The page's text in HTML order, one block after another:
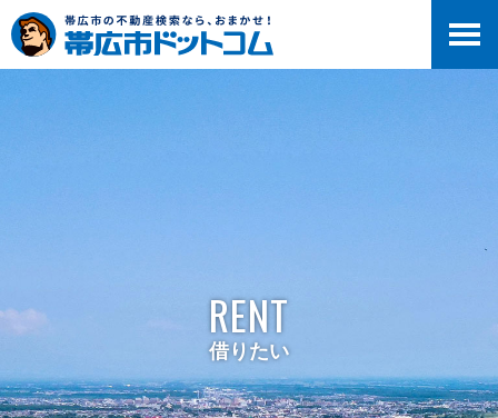
RENT
借りたい